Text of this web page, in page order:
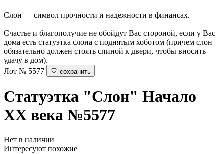
Cлон — символ прочности и надежности в финансах.
Счастье и благополучие не обойдут Вас стороной, если у Вас
дома есть статуэтка слона с поднятым хоботом (причем слон
обязательно должен стоять спиной к двери, чтобы вносить
удачу в дом).
Лот № 5577
сохранить
Статуэтка "Слон" Начало
ХХ века №5577
Нет в наличии
Интересуют похожие